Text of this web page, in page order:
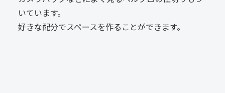
いています。
好きな配分でスペースを作ることができます。